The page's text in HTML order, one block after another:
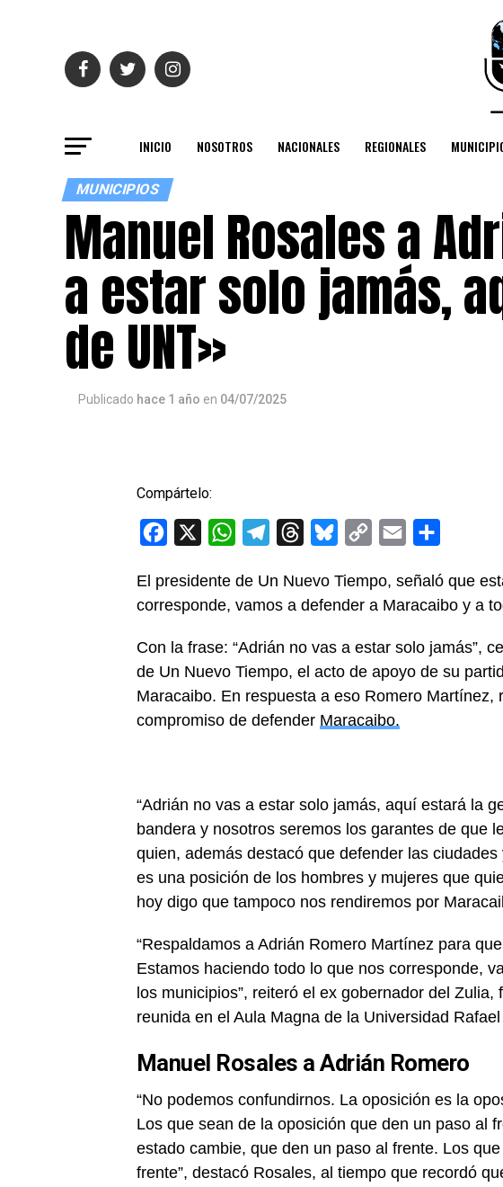
INICIO NOSOTROS NACIONALES REGIONALES
MUNICIPIOS
Manuel Rosales a
a estar solo jamás,
de UNT»
Publicado hace 1 año en 04/07/2025
Compártelo:
Facebook WhatsAppTelegramThreadsBlueskyCopy
Email
El presidente de Un Nuevo Tiempo, señaló que
corresponde, vamos a defender a Maracaibo y a
Con la frase: “Adrián no vas a estar solo jamás”,
de Un Nuevo Tiempo, el acto de apoyo de su
Maracaibo. En respuesta a eso Romero Martínez,
compromiso de defender Maracaibo.
“Adrián no vas a estar solo jamás, aquí estará la
bandera y nosotros seremos los garantes de que
quien, además destacó que defender las
es una posición de los hombres y mujeres que
hoy digo que tampoco nos rendiremos por
“Respaldamos a Adrián Romero Martínez para
Estamos haciendo todo lo que nos corresponde,
los municipios”, reiteró el ex gobernador del
reunida en el Aula Magna de la Universidad
Manuel Rosales a Adrián Romero
“No podemos confundirnos. La oposición es la
Los que sean de la oposición que den un paso al
estado cambie, que den un paso al frente. Los
frente”, destacó Rosales, al tiempo que recordó